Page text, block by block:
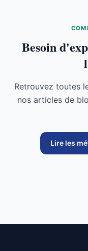
Besoin
Retrouvez toutes
nos articles de
Lire les